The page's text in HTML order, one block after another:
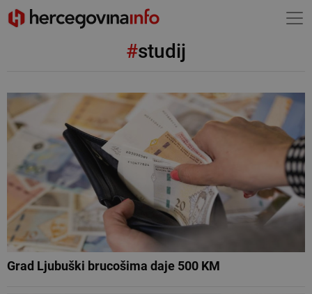
#studij
Grad Ljubuški brucošima daje 500 KM